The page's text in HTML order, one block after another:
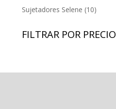
productos
Sujetadores Selene 1010
FILTRAR POR PRECIO